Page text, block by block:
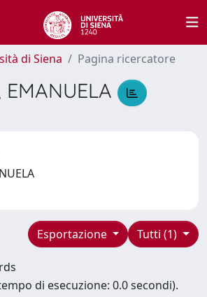
di Siena Pagina ricercatore
EMANUELA
Tutti (1)
Esportazione
di esecuzione: 0.0 secondi).